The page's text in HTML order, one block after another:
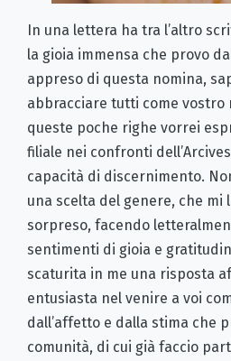
In una lettera ha tra l’altro
la gioia immensa che provo
appreso di questa nomina,
abbracciare tutti come vostro
queste poche righe vorrei
filiale nei confronti
capacità di discernimento.
una scelta del genere, che mi
sorpreso, facendo
sentimenti di gioia e
scaturita in me una risposta
entusiasta nel venire a voi
dall’affetto e dalla stima che
comunità, di cui già faccio